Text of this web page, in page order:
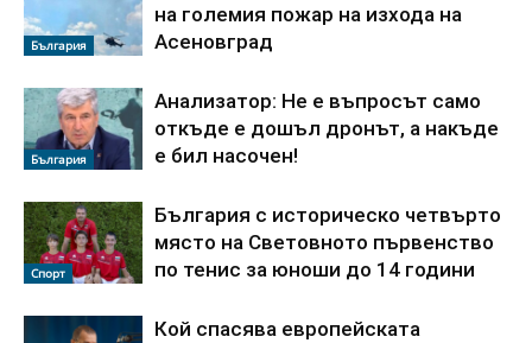
България
на големия пожар на изхода на
Асеновград
България
Анализатор: Не е въпросът само
откъде е дошъл дронът, а накъде
е бил насочен!
Спорт
България с историческо четвърто
място на Световното първенство
по тенис за юноши до 14 години
Кой спасява европейската